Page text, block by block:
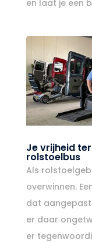
en laat je een
Je vrijheid
rolstoelbus
Als
overwinnen.
dat aangepast
er daar
er